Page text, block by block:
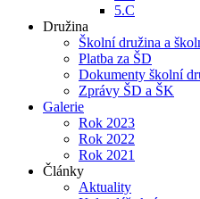
5.C
Družina
Školní družina a
Platba za ŠD
Dokumenty školní
Zprávy ŠD a ŠK
Galerie
Rok 2023
Rok 2022
Rok 2021
Články
Aktuality